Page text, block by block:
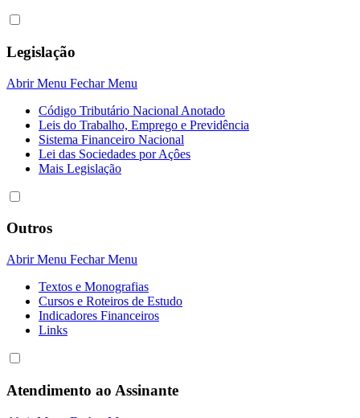
Legislação
Abrir Menu Fechar Menu
Código Tributário Nacional Anotado
Leis do Trabalho, Emprego e Previdência
Sistema Financeiro Nacional
Lei das Sociedades por Açôes
Mais Legislação
Outros
Abrir Menu Fechar Menu
Textos e Monografias
Cursos e Roteiros de Estudo
Indicadores Financeiros
Links
Atendimento ao Assinante